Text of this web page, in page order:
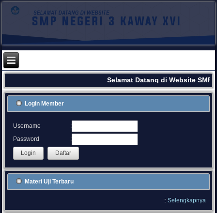
Selamat Datang di Website
Login Member
Username
:
Password
:
Materi Uji Terbaru
:: Selengkapnya